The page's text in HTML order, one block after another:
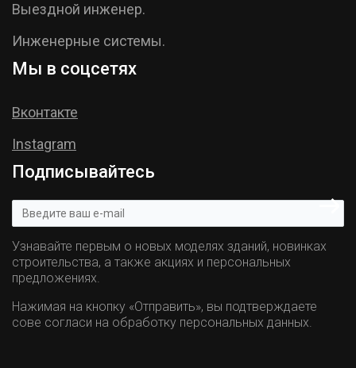
Выездной инженер.
Инженерные системы.
Мы в соцсетях
Вконтакте
Instagram
Подписывайтесь
Узнавайте первым о новых моделях зданий, новинках
строительства, а также акциях и персональных
предложениях.
Нажимая на кнопку «Отправить», вы подтверждаете
сове согласи на обработку персональных данных.